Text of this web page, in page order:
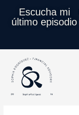
contenido
Escucha mi
último episodio